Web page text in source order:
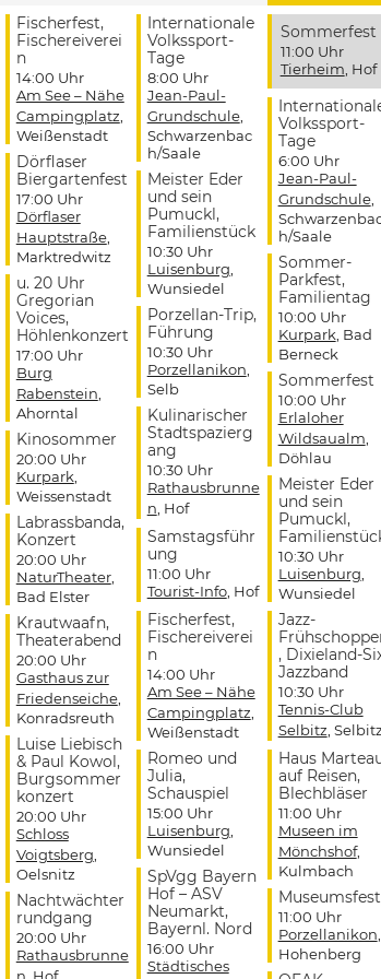
Fischerfest,
Fischereiverei
n
14:00 Uhr
Am See – Nähe
Campingplatz
Weißenstadt
Dörflaser
Biergartenfest
17:00 Uhr
Dörflaser
Hauptstraße,
Marktredwitz
u. 20 Uhr
Gregorian
Voices,
Höhlenkonzert
17:00 Uhr
Burg
Rabenstein
Ahorntal
Kinosommer
20:00 Uhr
Kurpark
Weissenstadt
Labrassbanda,
Konzert
20:00 Uhr
NaturTheater,
Bad Elster
Krautwaafn,
Theaterabend
20:00 Uhr
Gasthaus zur
Friedenseiche,
Konradsreuth
Luise Liebisch
& Paul Kowol,
Burgsommer
konzert
20:00 Uhr
Schloss
Voigtsberg
Oelsnitz
Nachtwächter
rundgang
20:00 Uhr
Rathausbrunne
Internationale
Volkssport-
Tage
8:00 Uhr
Jean-Paul-
Grundschule,
Schwarzenbac
h/Saale
Meister Eder
und sein
Pumuckl,
Familienstück
10:30 Uhr
Luisenburg
Wunsiedel
Porzellan-Trip,
Führung
10:30 Uhr
Porzellanikon
Selb
Kulinarischer
Stadtspazierg
ang
10:30 Uhr
Rathausbrunne
n , Hof
Samstagsführ
ung
11:00 Uhr
Tourist-Info, Hof
Fischerfest,
Fischereiverei
n
14:00 Uhr
Am See – Nähe
Campingplatz
Weißenstadt
Romeo und
Julia,
Schauspiel
15:00 Uhr
Luisenburg
Wunsiedel
SpVgg Bayern
Hof – ASV
Neumarkt,
Bayernl. Nord
16:00 Uhr
Städtisches
Sommerfest
11:00 Uhr
Tierheim , Hof
Volkssport-
Tage
6:00 Uhr
Jean-Paul-
Grundschule,
h/Saale
Sommer-
Parkfest,
Familientag
10:00 Uhr
Kurpark , Bad
Berneck
Sommerfest
10:00 Uhr
Erlaloher
Wildsaualm
Döhlau
Meister Eder
und sein
Pumuckl,
10:30 Uhr
Luisenburg
Wunsiedel
Jazz-
, Dixieland-
Jazzband
10:30 Uhr
Tennis-Club
Selbitz ,
Haus
auf Reisen,
Blechbläser
11:00 Uhr
Museen im
Mönchshof,
Kulmbach
Museumsfest
11:00 Uhr
Porzellanikon
Hohenberg